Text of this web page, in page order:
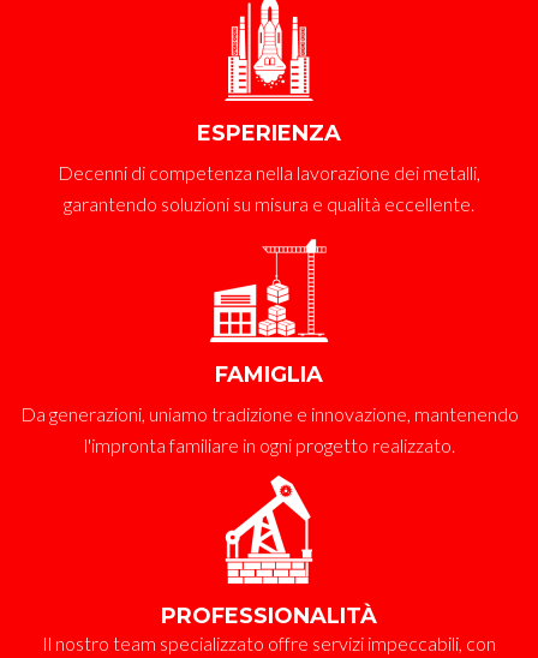
ESPERIENZA
Decenni di competenza nella lavorazione dei metalli,
garantendo soluzioni su misura e qualità eccellente.
FAMIGLIA
Da generazioni, uniamo tradizione e innovazione, mantenendo
l'impronta familiare in ogni progetto realizzato.
PROFESSIONALITÀ
Il nostro team specializzato offre servizi impeccabili, con